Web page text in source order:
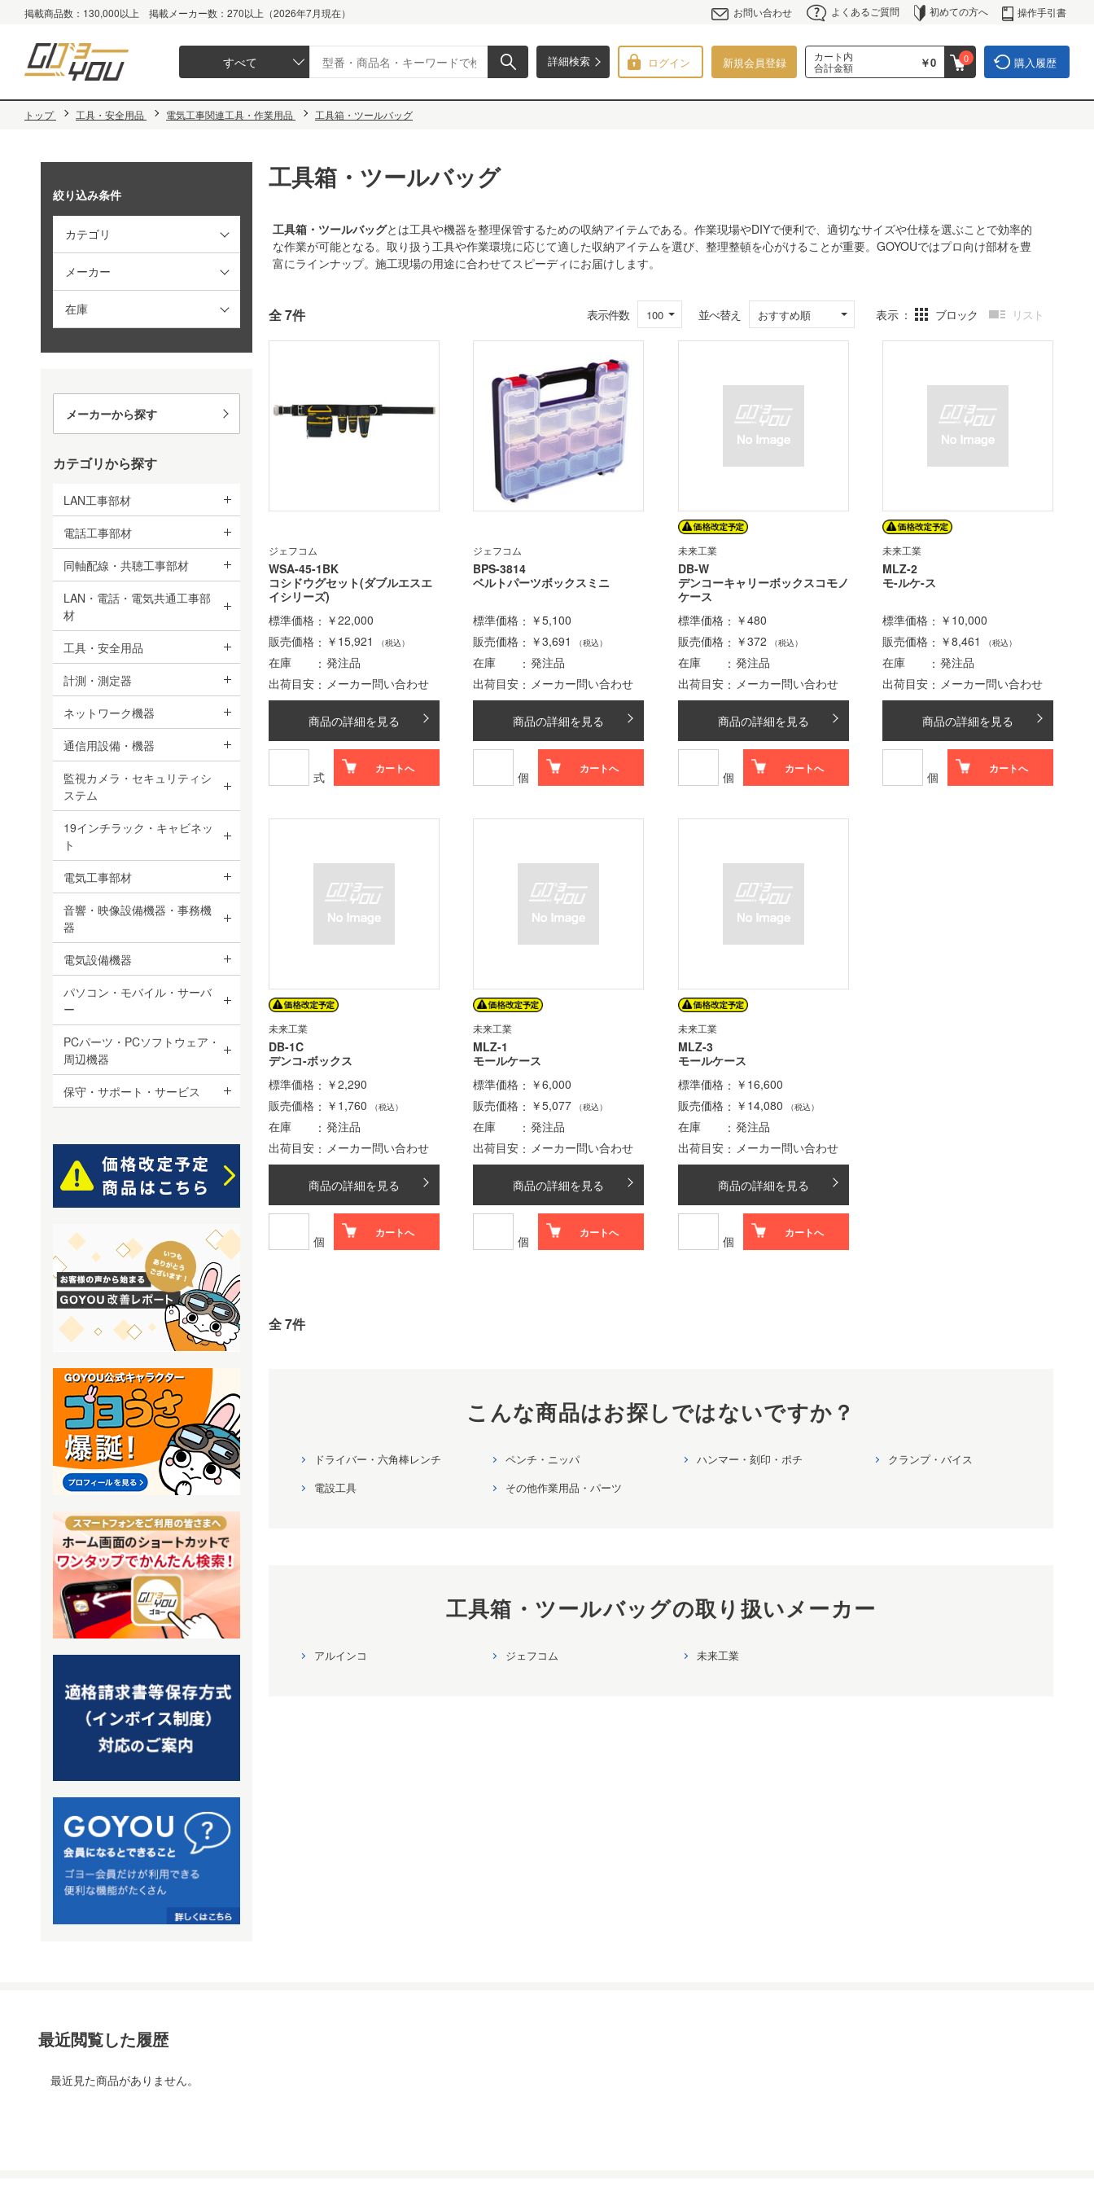
掲載商品数：130,000以上 掲載メーカー数：270以上（2026年7月現在） お問い合わせ よくあるご質問 初めての方へ 操作手引書
詳細検索
すべて ログイン 新規会員登録
カート内
合計金額
￥0 0 購入履歴
トップ 工具・安全用品 電気工事関連工具・作業用品 工具箱・ツールバッグ
工具箱・ツールバッグ
工具箱・ツールバッグとは工具や機器を整理保管するための収納アイテムである。作業現場やDIYで便利で、適切なサイズや仕様を選ぶことで効率的
な作業が可能となる。取り扱う工具や作業環境に応じて適した収納アイテムを選び、整理整頓を心がけることが重要。GOYOUではプロ向け部材を豊
富にラインナップ。施工現場の用途に合わせてスピーディにお届けします。
表示件数 100 並べ替え おすすめ順 表示 ブロック リスト
全 7件
ジェフコム
WSA-45-1BK
コシドウグセット(ダブルエスエ
イシリーズ)
標準価格
￥22,000
販売価格
￥15,921 （税込）
在庫
発注品
出荷目安
メーカー問い合わせ
商品の詳細を見る
式
カートへ
ジェフコム
BPS-3814
ベルトパーツボックスミニ
標準価格
￥5,100
販売価格
￥3,691 （税込）
在庫
発注品
出荷目安
メーカー問い合わせ
商品の詳細を見る
個
カートへ
未来工業
DB-W
デンコーキャリーボックスコモノ
ケース
標準価格
￥480
販売価格
￥372 （税込）
在庫
発注品
出荷目安
メーカー問い合わせ
商品の詳細を見る
個
カートへ
未来工業
MLZ-2
モ-ルケ-ス
標準価格
￥10,000
販売価格
￥8,461 （税込）
在庫
発注品
出荷目安
メーカー問い合わせ
商品の詳細を見る
個
カートへ
未来工業
DB-1C
デンコ-ボックス
標準価格
￥2,290
販売価格
￥1,760 （税込）
在庫
発注品
出荷目安
メーカー問い合わせ
商品の詳細を見る
個
カートへ
未来工業
MLZ-1
モールケース
標準価格
￥6,000
販売価格
￥5,077 （税込）
在庫
発注品
出荷目安
メーカー問い合わせ
商品の詳細を見る
個
カートへ
未来工業
MLZ-3
モールケース
標準価格
￥16,600
販売価格
￥14,080 （税込）
在庫
発注品
出荷目安
メーカー問い合わせ
商品の詳細を見る
個
カートへ
全 7件
こんな商品はお探しではないですか？
ドライバー・六角棒レンチ ペンチ・ニッパ ハンマー・刻印・ポチ
クランプ・バイス
電設工具
その他作業用品・パーツ
工具箱・ツールバッグの取り扱いメーカー
アルインコ ジェフコム 未来工業
絞り込み条件
カテゴリ
メーカー
在庫
メーカーから探す
カテゴリから探す
LAN工事部材
電話工事部材
同軸配線・共聴工事部材
LAN・電話・電気共通工事部
材
工具・安全用品
計測・測定器
ネットワーク機器
通信用設備・機器
監視カメラ・セキュリティシ
ステム
19インチラック・キャビネッ
ト
電気工事部材
音響・映像設備機器・事務機
器
電気設備機器
パソコン・モバイル・サーバ
ー
PCパーツ・PCソフトウェア・
周辺機器
保守・サポート・サービス
最近閲覧した履歴
最近見た商品がありません。